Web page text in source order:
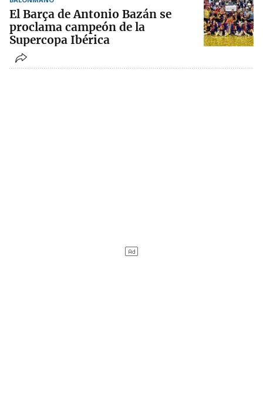
El Barça de Antonio Bazán se
proclama campeón de la
Supercopa Ibérica